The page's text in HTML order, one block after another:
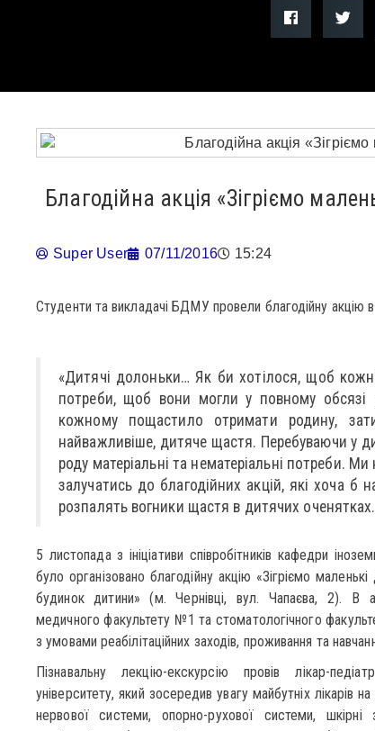
Благодійна акція «Зігріємо
Super User 07/11/2016 15:24
Студенти та викладачі БДМУ провели благодійну акцію
«Дитячі долоньки… Як би хотілося, щоб
потреби, щоб вони могли у повному обсязі
кожному пощастило отримати родину,
найважливіше, дитяче щастя. Перебуваючи у
роду матеріальні та нематеріальні потреби.
залучатись до благодійних акцій, які хоча б
розпалять вогники щастя в дитячих
5 листопада з ініціативи співробітників кафедри
було організовано благодійну акцію «Зігріємо
будинок дитини» (м. Чернівці, вул. Чапаєва, 2). В
медичного факультету №1 та стоматологічного
з умовами реабілітаційних заходів, проживання та
Пізнавальну лекцію-екскурсію провів лікар-
університету, який зосередив увагу майбутніх лікарів
нервової системи, опорно-рухової системи, шкірні